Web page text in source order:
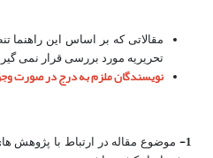
مقالاتی که بر اساس این راهنما
تحریریه مورد بررسی قرار نمی
نویسندگان ملزم به درج در صورت
1-
موضوع مقاله در ارتباط با پژوهش